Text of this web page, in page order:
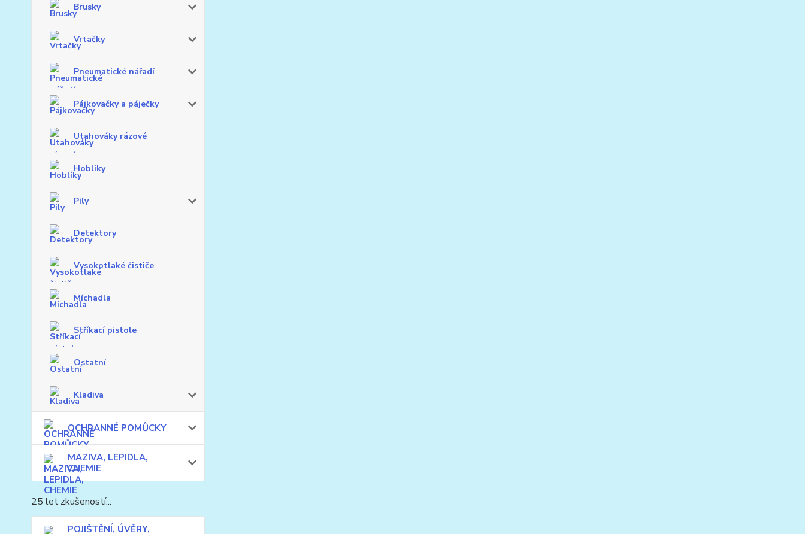
Brusky
Vrtačky
Pneumatické nářadí
Pájkovačky a páječky
Utahováky rázové
Hoblíky
Pily
Detektory
Vysokotlaké čističe
Míchadla
Stříkací pistole
Ostatní
Kladiva
OCHRANNÉ POMŮCKY
MAZIVA, LEPIDLA,
CHEMIE
25 let zkušeností...
POJIŠTĚNÍ, ÚVĚRY,